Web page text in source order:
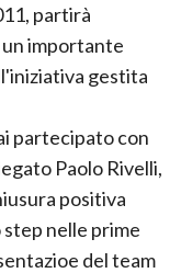
partirà
importante
gestita
partecipato con
Paolo Rivelli,
positiva
nelle prime
del team